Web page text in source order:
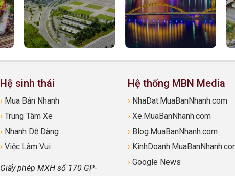
Hệ sinh thái
› Mua Bán Nhanh
› Trung Tâm Xe
› Nhanh Dễ Dàng
› Việc Làm Vui
Giấy phép MXH số 170 GP-
Hệ thống MBN Media
› NhaDat.MuaBanNhanh.com
› Xe.MuaBanNhanh.com
› Blog.MuaBanNhanh.com
›
› Google News